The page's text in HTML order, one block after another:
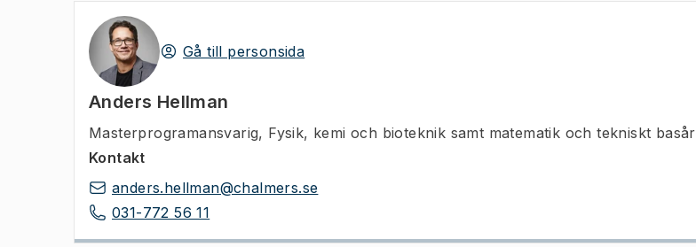
Gå till personsida
Anders Hellman
Masterprogramansvarig, Fysik, kemi och bioteknik samt matematik och tekniskt basår
Kontakt
anders.hellman@chalmers.se
031-772 56 11